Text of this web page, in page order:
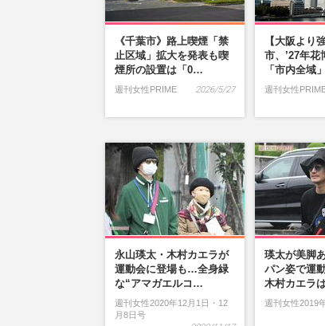
《千葉市》路上喫煙「禁
止区域」拡大を発表も喫
煙所の設置は「0…
週刊女性PRIME 2026/5/27
【大阪より
市、’27年花
「市内全域
週刊女性
永山瑛太・木村カエラが
運動会に登場も…全身緑
な“アマガエルコ…
週刊女性2020年12月1日・12
月8日号
瑛太が美脚
パン姿で運
木村カエラ
週刊女性2019